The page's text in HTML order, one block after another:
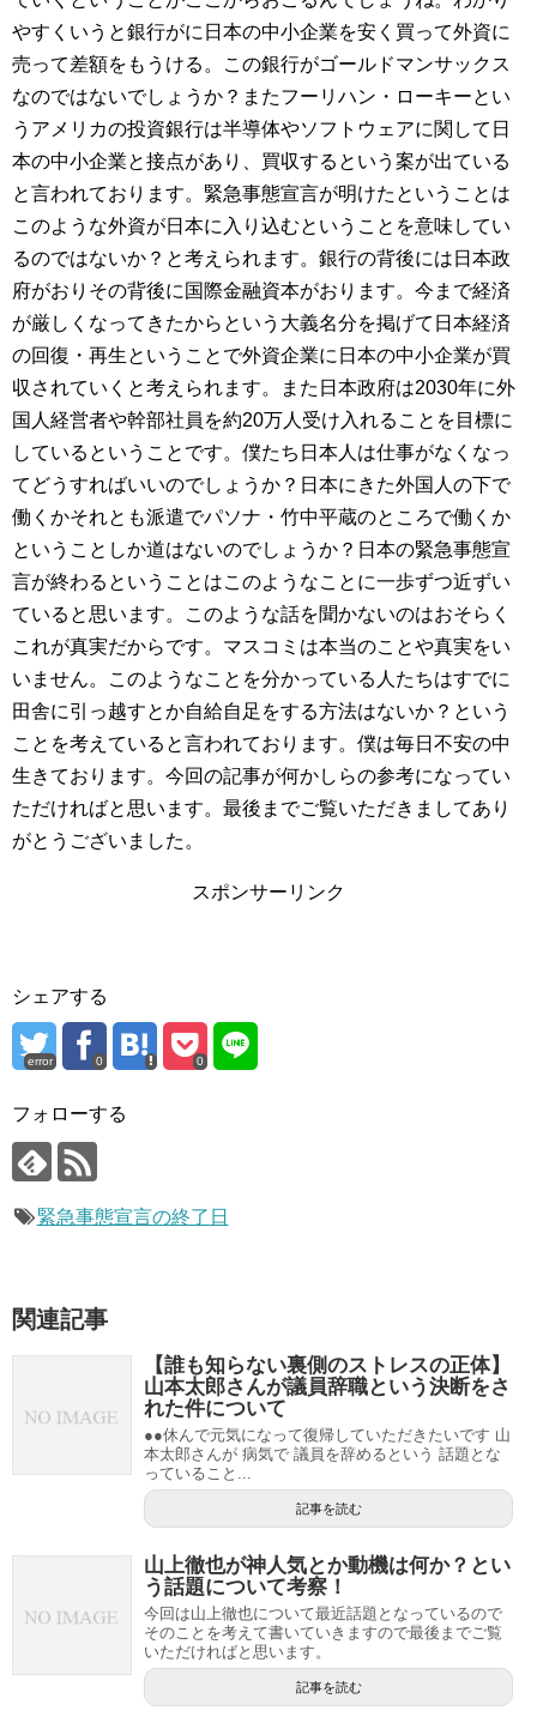
やすくいうと銀行がに日本の中小企業を安く買って外資に
売って差額をもうける。この銀行がゴールドマンサックス
なのではないでしょうか？またフーリハン・ローキーとい
うアメリカの投資銀行は半導体やソフトウェアに関して日
本の中小企業と接点があり、買収するという案が出ている
と言われております。緊急事態宣言が明けたということは
このような外資が日本に入り込むということを意味してい
るのではないか？と考えられます。銀行の背後には日本政
府がおりその背後に国際金融資本がおります。今まで経済
が厳しくなってきたからという大義名分を掲げて日本経済
の回復・再生ということで外資企業に日本の中小企業が買
収されていくと考えられます。また日本政府は2030年に外
国人経営者や幹部社員を約20万人受け入れることを目標に
しているということです。僕たち日本人は仕事がなくなっ
てどうすればいいのでしょうか？日本にきた外国人の下で
働くかそれとも派遣でパソナ・竹中平蔵のところで働くか
ということしか道はないのでしょうか？日本の緊急事態宣
言が終わるということはこのようなことに一歩ずつ近ずい
ていると思います。このような話を聞かないのはおそらく
これが真実だからです。マスコミは本当のことや真実をい
いません。このようなことを分かっている人たちはすでに
田舎に引っ越すとか自給自足をする方法はないか？という
ことを考えていると言われております。僕は毎日不安の中
生きております。今回の記事が何かしらの参考になってい
ただければと思います。最後までご覧いただきましてあり
がとうございました。
スポンサーリンク
シェアする
error 0 0
フォローする
緊急事態宣言の終了日
関連記事
【誰も知らない裏側のストレスの正体】
山本太郎さんが議員辞職という決断をさ
れた件について
●●休んで元気になって復帰していただきたいです 山
本太郎さんが 病気で 議員を辞めるという 話題とな
っていること...
記事を読む
山上徹也が神人気とか動機は何か？とい
う話題について考察！
今回は山上徹也について最近話題となっているので
そのことを考えて書いていきますので最後までご覧
いただければと思います。
記事を読む